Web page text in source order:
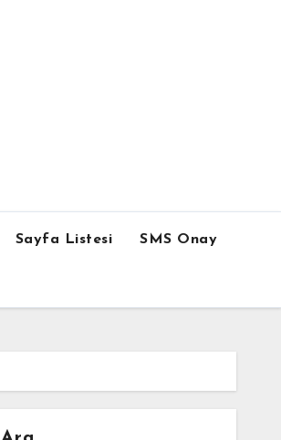
Sayfa Listesi SMS Onay